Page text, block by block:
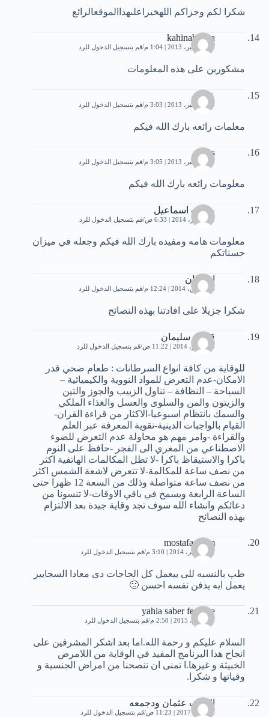
شكرا لكم وجزاكم اللهخيراعلىهذاالموقعالرائع
kahinahanna
16 ديسمبر، 2013 | 1:04 م قم بتسجيل الدخول للرد
مشكورين على هذه المعلومات
عباس
20 ديسمبر، 2013 | 3:03 م قم بتسجيل الدخول للرد
معلمات رائعه بارك الله فيكم
abbas
20 ديسمبر، 2013 | 3:05 م قم بتسجيل الدخول للرد
معلومات رائعه بارك الله فيكم
رفعت اسماعيل
25 فبراير، 2014 | 6:33 ص قم بتسجيل الدخول للرد
معلومات هامه ومفيده بارك الله فيكم وجعله في ميزان
حسناتكم
اسمهان
16 مارس، 2014 | 12:24 م قم بتسجيل الدخول للرد
شكرا جزيلا على افادتنا بهذه النصائح
قاسم سليمان
5 سبتمبر، 2014 | 11:22 ص قم بتسجيل الدخول للرد
للوقاية من كافة انواع السرطانات : طعام صحي قدر
الامكان-عدم التعرض للمواد النووية والكيميائية –
السباحة – النظافة – تناول الزبيب والجوز والتين
والزيتون والمن والسلوى والعسل والغذاء الملكي
والسمك بانتظام اسبوعيا-الاكثار من قراءة القران-
القيام بالواجبات الدينية-تقوية المعرفة عبر العلم
والقراءة -وامر مهم هو محاولة عدم التعرض للضوء
الاصطناعي من المغري الى الفجر -حافظ على النوم
باكرا والاستيقاظ باكرا -لا تطل المكالمات الهاتفية اكثر
من نصف ساعة للمكالمة-لا تتعرض لاشعة الشمس اكثر
من نصف ساعة متواصلة وذلك من السعة 12 ظهرا حتى
الساعة الرابعة ويسمح في باقي الاوقات-لا تنسونا من
دعائكم وانشاء الله سوف تجد وقاية جيدة بعد الالتزام
بهذه النصائح
mostafa esam
19 سبتمبر، 2014 | 3:10 م قم بتسجيل الدخول للرد
طب بالنسبه للى بيعمل كل الحاجات دى معادا السجايير
يعمل ايه يدفن نفسه احسن 🙂
yahia saber ferhane
9 نوفمبر، 2015 | 2:50 م قم بتسجيل الدخول للرد
السلام عليكم و رحمة الله.اما بعد اشكر المشرفين على
انجاح هدا البرنامج المفيد في الوقاية من اللامرض
الخبيثة و غيرها.ا تمنى ان تنصحنا من امراض الجنسية و
وقياتها و شكرا.
الطيب عثمان ودجمعه
12 مايو، 2017 | 11:23 ص قم بتسجيل الدخول للرد